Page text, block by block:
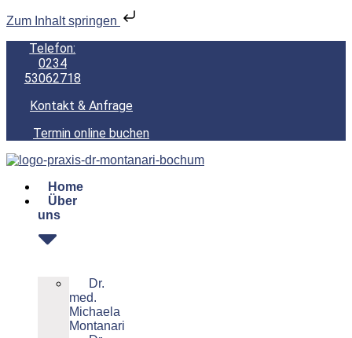
Zum Inhalt springen
Telefon:
0234
53062718
Kontakt & Anfrage
Termin online buchen
Home
Über
uns
Dr.
med.
Michaela
Montanari